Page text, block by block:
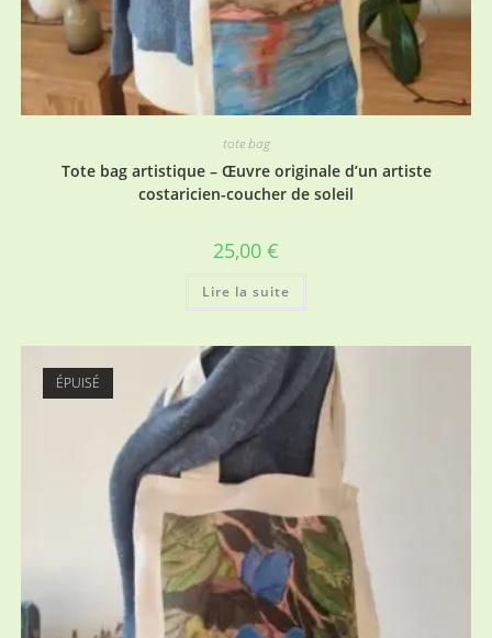
tote bag
Tote bag artistique – Œuvre originale d’un artiste
costaricien-coucher de soleil
25,00 €
Lire la suite
ÉPUISÉ